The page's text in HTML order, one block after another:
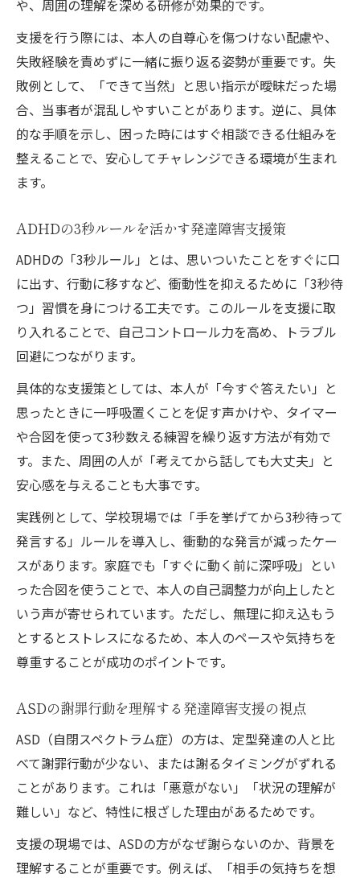
や、周囲の理解を深める研修が効果的です。
支援を行う際には、本人の自尊心を傷つけない配慮や、
失敗経験を責めずに一緒に振り返る姿勢が重要です。失
敗例として、「できて当然」と思い指示が曖昧だった場
合、当事者が混乱しやすいことがあります。逆に、具体
的な手順を示し、困った時にはすぐ相談できる仕組みを
整えることで、安心してチャレンジできる環境が生まれ
ます。
ADHDの3秒ルールを活かす発達障害支援策
ADHDの「3秒ルール」とは、思いついたことをすぐに口
に出す、行動に移すなど、衝動性を抑えるために「3秒待
つ」習慣を身につける工夫です。このルールを支援に取
り入れることで、自己コントロール力を高め、トラブル
回避につながります。
具体的な支援策としては、本人が「今すぐ答えたい」と
思ったときに一呼吸置くことを促す声かけや、タイマー
や合図を使って3秒数える練習を繰り返す方法が有効で
す。また、周囲の人が「考えてから話しても大丈夫」と
安心感を与えることも大事です。
実践例として、学校現場では「手を挙げてから3秒待って
発言する」ルールを導入し、衝動的な発言が減ったケー
スがあります。家庭でも「すぐに動く前に深呼吸」とい
った合図を使うことで、本人の自己調整力が向上したと
いう声が寄せられています。ただし、無理に抑え込もう
とするとストレスになるため、本人のペースや気持ちを
尊重することが成功のポイントです。
ASDの謝罪行動を理解する発達障害支援の視点
ASD（自閉スペクトラム症）の方は、定型発達の人と比
べて謝罪行動が少ない、または謝るタイミングがずれる
ことがあります。これは「悪意がない」「状況の理解が
難しい」など、特性に根ざした理由があるためです。
支援の現場では、ASDの方がなぜ謝らないのか、背景を
理解することが重要です。例えば、「相手の気持ちを想